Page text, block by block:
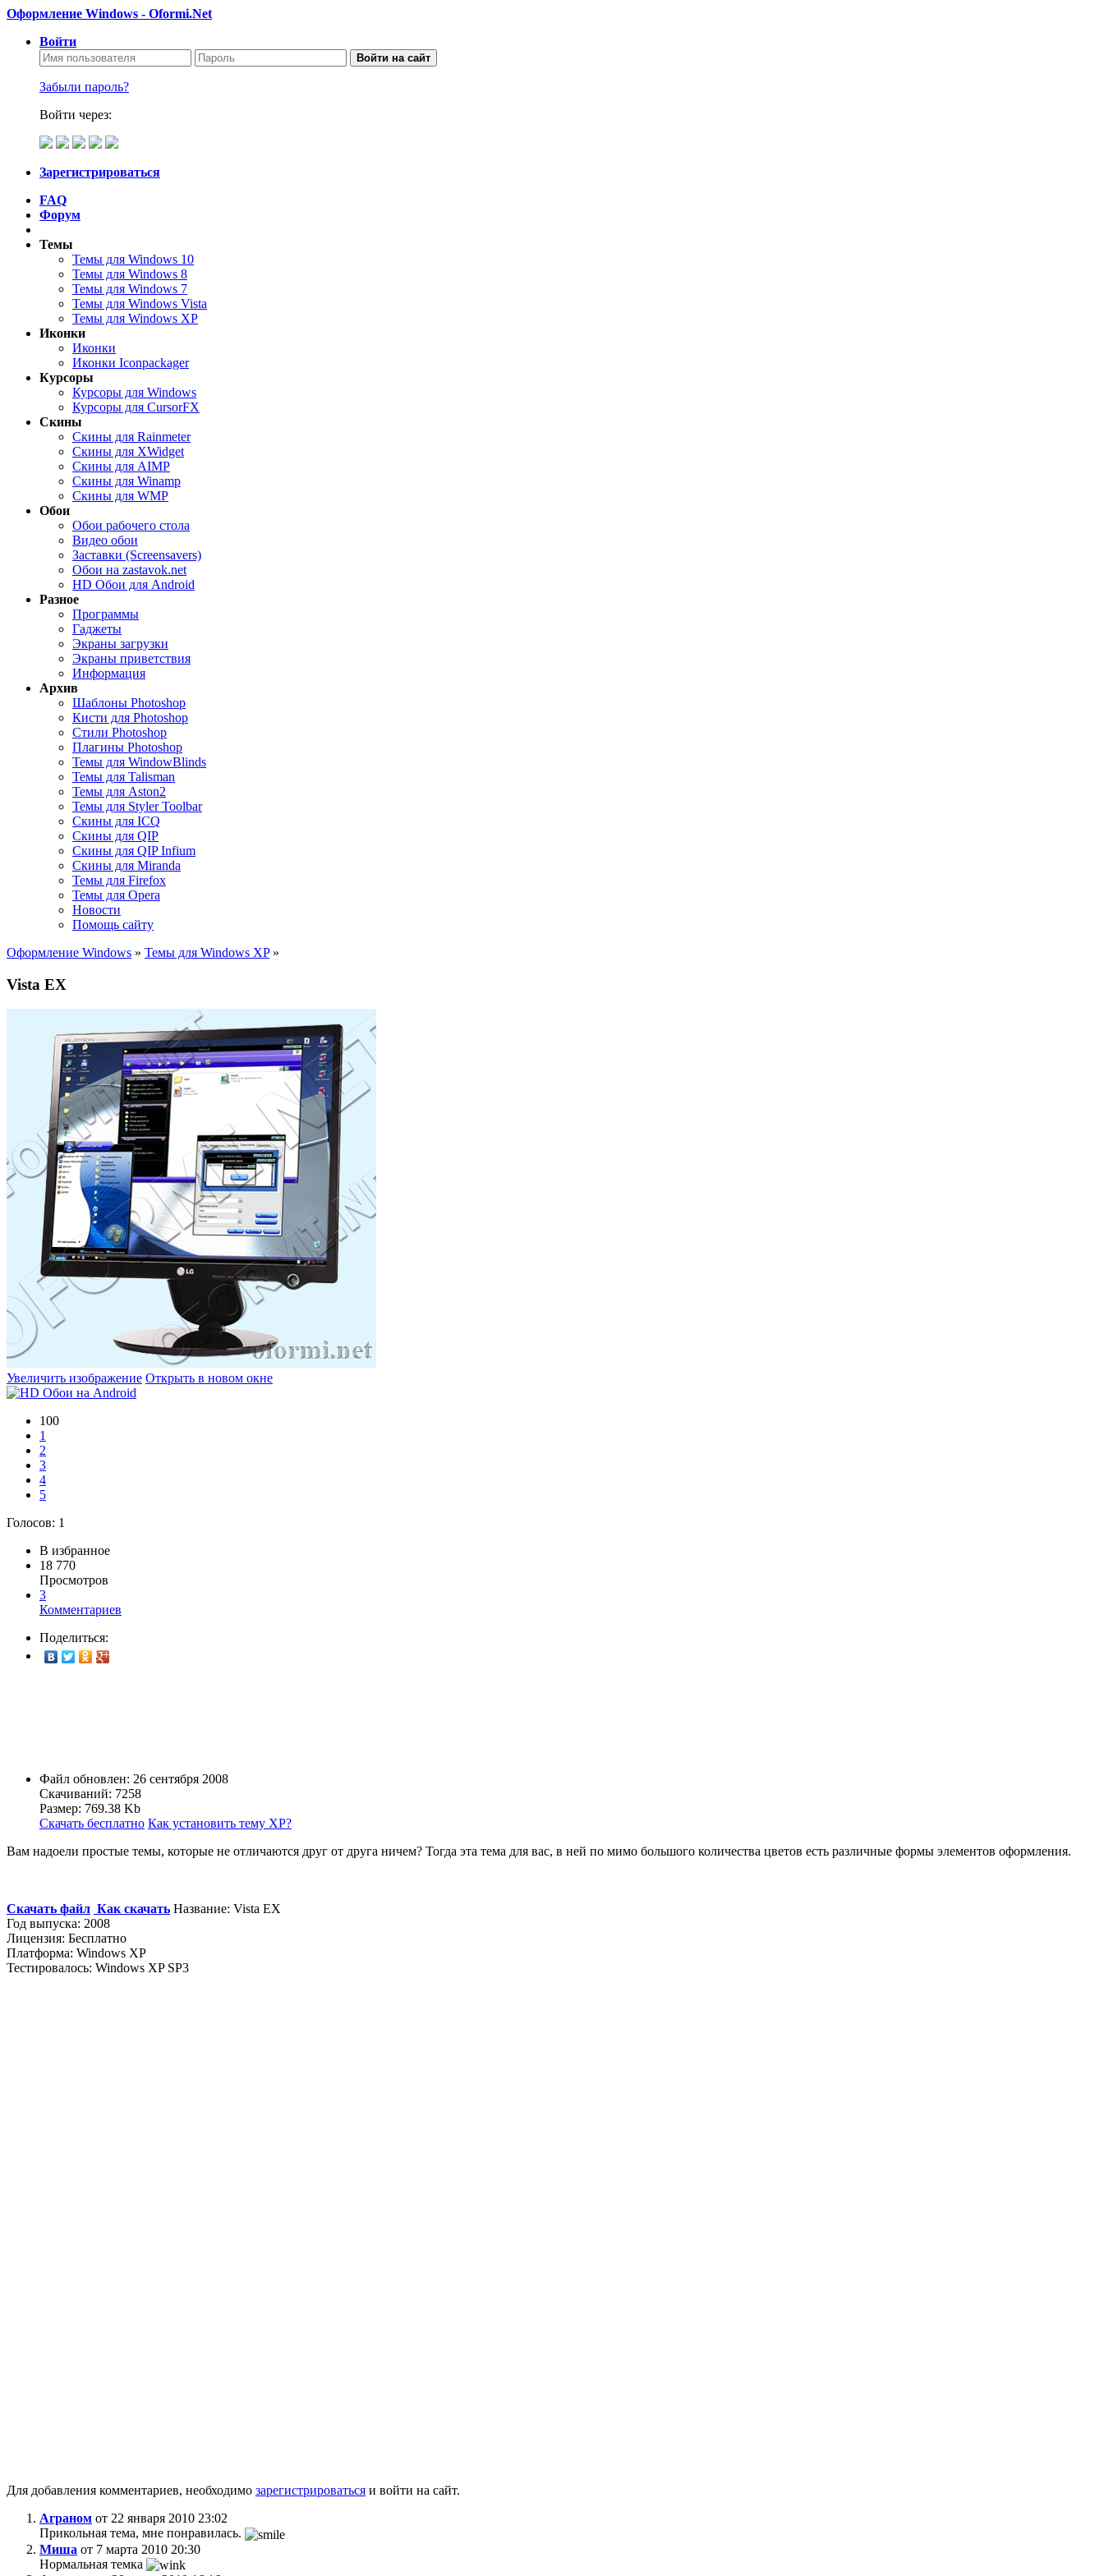
Оформление Windows - Oformi.Net
Войти
Войти на сайт
Забыли пароль?
Войти через:
Зарегистрироваться
FAQ
Форум
Темы
Темы для Windows 10
Темы для Windows 8
Темы для Windows 7
Темы для Windows Vista
Темы для Windows XP
Иконки
Иконки
Иконки Iconpackager
Курсоры
Курсоры для Windows
Курсоры для CursorFX
Скины
Скины для Rainmeter
Скины для XWidget
Скины для AIMP
Скины для Winamp
Скины для WMP
Обои
Обои рабочего стола
Видео обои
Заставки (Screensavers)
Обои на zastavok.net
HD Обои для Android
Разное
Программы
Гаджеты
Экраны загрузки
Экраны приветствия
Информация
Архив
Шаблоны Photoshop
Кисти для Photoshop
Стили Photoshop
Плагины Photoshop
Темы для WindowBlinds
Темы для Talisman
Темы для Aston2
Темы для Styler Toolbar
Скины для ICQ
Скины для QIP
Скины для QIP Infium
Скины для Miranda
Темы для Firefox
Темы для Opera
Новости
Помощь сайту
Оформление Windows » Темы для Windows XP»
Vista EX
Увеличить изображение Открыть в новом окне
100
1
2
3
4
5
Голосов: 1
В избранное
18 770
Просмотров
3
Комментариев
Поделиться:
Файл обновлен: 26 сентября 2008
Скачиваний: 7258
Размер: 769.38 Kb
Скачать бесплатно Как установить тему ХР?
Вам надоели простые темы, которые не отличаются друг от друга ничем? Тогда эта тема для вас, в ней по мимо большого количества цветов есть различные формы элементов оформления.
Скачать файл Как скачать Название: Vista EX
Год выпуска: 2008
Лицензия: Бесплатно
Платформа: Windows XP
Тестировалось: Windows XP SP3
Для добавления комментариев, необходимо зарегистрироваться и войти на сайт.
Аграном от 22 января 2010 23:02
Прикольная тема, мне понравилась.
Миша от 7 марта 2010 20:30
Нормальная темка